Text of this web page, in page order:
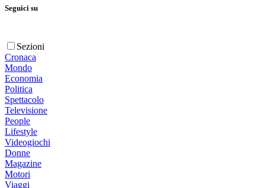
Seguici su
Sezioni
Cronaca
Mondo
Economia
Politica
Spettacolo
Televisione
People
Lifestyle
Videogiochi
Donne
Magazine
Motori
Viaggi